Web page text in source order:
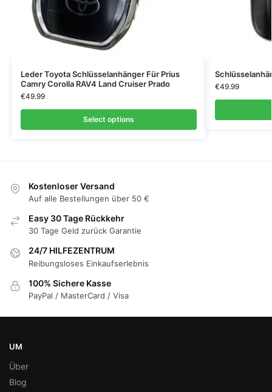
Leder Toyota Schlüsselanhänger Für Prius
Camry Corolla RAV4 Land Cruiser Prado
€49.99
Select options
€49.99
Kostenloser Versand
Auf alle Bestellungen über 50 €
Easy 30 Tage Rückkehr
30 Tage Geld zurück Garantie
24/7 HILFEZENTRUM
Reibungsloses Einkaufserlebnis
100% Sichere Kasse
PayPal / MasterCard / Visa
UM
Über
Blog